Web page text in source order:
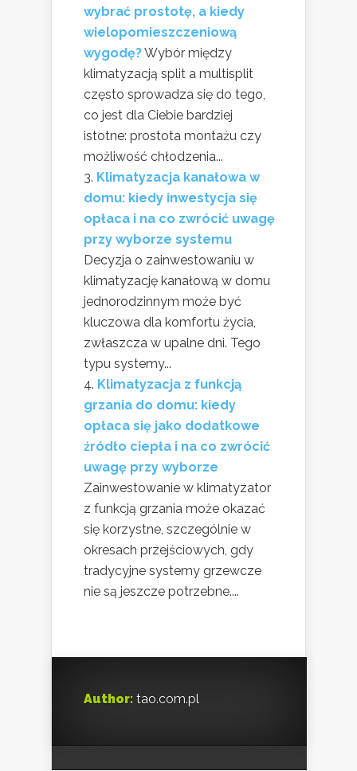
wybrać prostotę, a kiedy
wielopomieszczeniową
wygodę?Wybór między
klimatyzacją split a multisplit
często sprowadza się do tego,
co jest dla Ciebie bardziej
istotne: prostota montażu czy
możliwość chłodzenia...
Klimatyzacja kanałowa w
domu: kiedy inwestycja się
opłaca i na co zwrócić uwagę
przy wyborze systemu
Decyzja o zainwestowaniu w
klimatyzację kanałową w domu
jednorodzinnym może być
kluczowa dla komfortu życia,
zwłaszcza w upalne dni. Tego
typu systemy...
Klimatyzacja z funkcją
grzania do domu: kiedy
opłaca się jako dodatkowe
źródło ciepła i na co zwrócić
uwagę przy wyborze
Zainwestowanie w klimatyzator
z funkcją grzania może okazać
się korzystne, szczególnie w
okresach przejściowych, gdy
tradycyjne systemy grzewcze
nie są jeszcze potrzebne....
Author: tao.com.pl